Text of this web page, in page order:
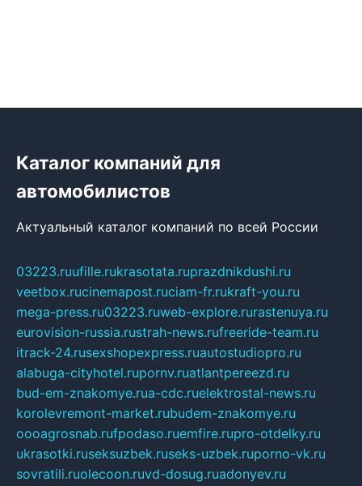
Каталог компаний для
автомобилистов
Актуальный каталог компаний по всей России
03223.ruufille.rukrasotata.ruprazdnikdushi.ru
veetbox.rucinemapost.ruciam-fr.rukraft-you.ru
mega-press.ru03223.ruweb-explore.rurastenuya.ru
eurovision-russia.rustrah-news.rufreeride-team.ru
itrack-24.rusexshopexpress.ruautostudiopro.ru
alabuga-cityhotel.rupornv.ruatlantpereezd.ru
bud-em-znakomye.rua-cdc.ruelektrostal-news.ru
korolevremont-market.rubudem-znakomye.ru
oooagrosnab.rufpodaso.ruemfire.rupro-otdelky.ru
ukrasotki.ruseksuzbek.ruseks-uzbek.ruporno-vk.ru
sovratili.ruolecoon.ruvd-dosug.ruadonyev.ru